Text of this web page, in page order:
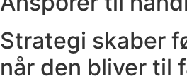
Strategi skaber
når den bliver til